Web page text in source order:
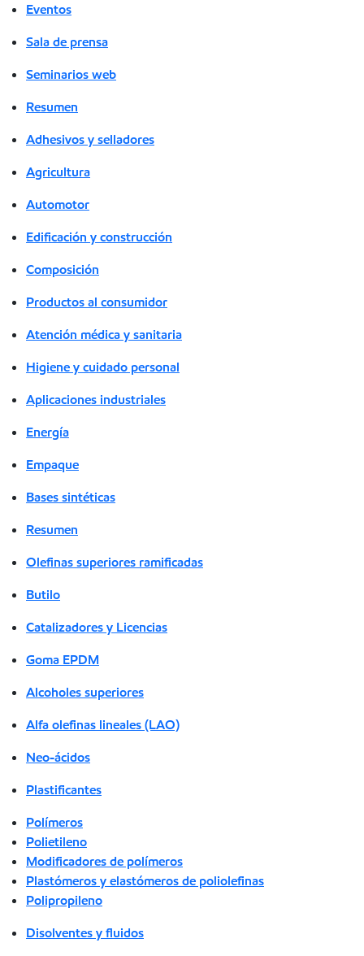
Eventos
Sala de prensa
Seminarios web
Resumen
Adhesivos y selladores
Agricultura
Automotor
Edificación y construcción
Composición
Productos al consumidor
Atención médica y sanitaria
Higiene y cuidado personal
Aplicaciones industriales
Energía
Empaque
Bases sintéticas
Resumen
Olefinas superiores ramificadas
Butilo
Catalizadores y Licencias
Goma EPDM
Alcoholes superiores
Alfa olefinas lineales (LAO)
Neo-ácidos
Plastificantes
Polímeros
Polietileno
Modificadores de polímeros
Plastómeros y elastómeros de poliolefinas
Polipropileno
Disolventes y fluidos